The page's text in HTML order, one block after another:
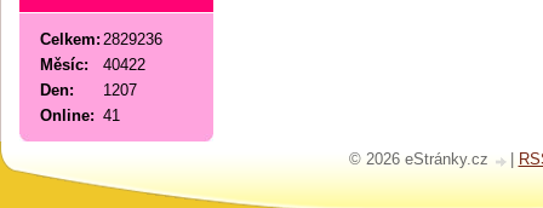
Online: 41
Celkem: 2829236
Měsíc:
40422
Den:
1207
© 2026 eStránky.cz